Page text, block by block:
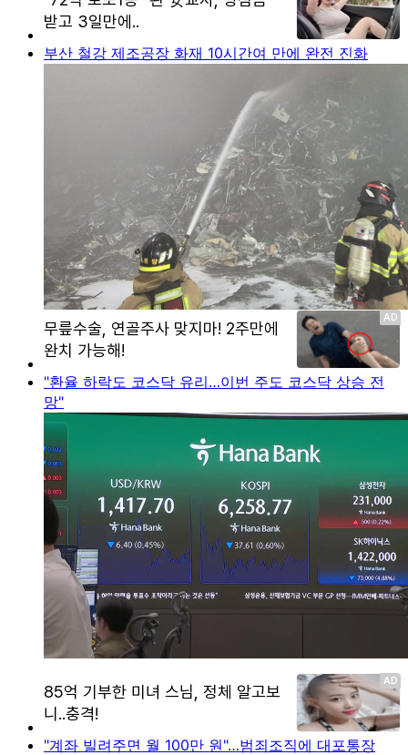
부산 철강 제조공장 화재 10시간여 만에 완전 진화
"환율 하락도 코스닥 유리…이번 주도 코스닥 상승 전
망"
"계좌 빌려주면 월 100만 원"…범죄조직에 대포통장